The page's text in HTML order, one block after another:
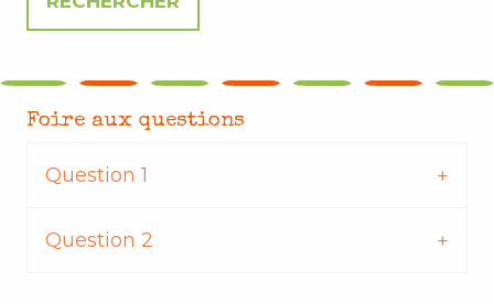
Foire aux questions
Question 1
Question 2